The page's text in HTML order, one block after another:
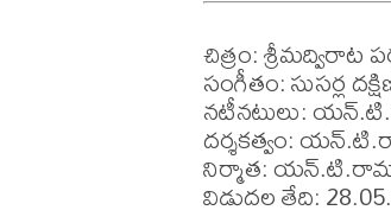
చిత్రం: శ్రీమద్విరాట
సంగీతం: సుసర్ల
నటీనటులు:
దర్శకత్వం:
నిర్మాత:
విడుదల తేది: